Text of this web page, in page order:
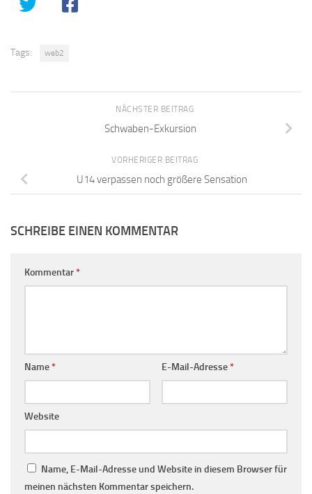
Tags: web2
NÄCHSTER BEITRAG
Schwaben-Exkursion
VORHERIGER BEITRAG
U14 verpassen noch größere Sensation
SCHREIBE EINEN KOMMENTAR
Kommentar*
Name* E-Mail-Adresse*
Website
Name, E-Mail-Adresse und Website in diesem Browser für
meinen nächsten Kommentar speichern.